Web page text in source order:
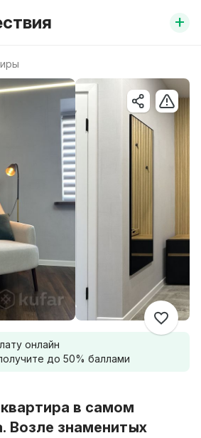
+
онлайн
до 50% баллами
в самом
Возле знаменитых